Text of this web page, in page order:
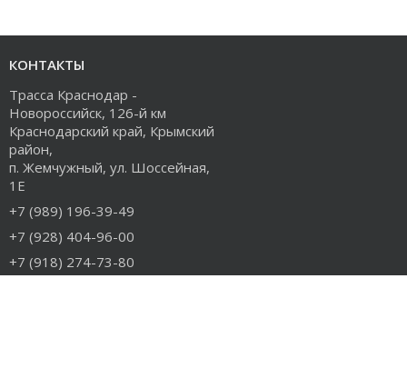
КОНТАКТЫ
Трасса Краснодар -
Новороссийск, 126-й км
Краснодарский край, Крымский
район,
п. Жемчужный, ул. Шоссейная,
1Е
+7 (989) 196-39-49
+7 (928) 404-96-00
+7 (918) 274-73-80